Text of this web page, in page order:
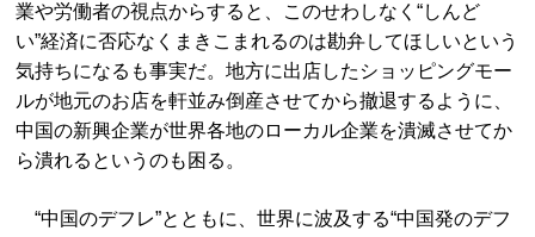
業や労働者の視点からすると、このせわしなく“しんど
い”経済に否応なくまきこまれるのは勘弁してほしいという
気持ちになるも事実だ。地方に出店したショッピングモー
ルが地元のお店を軒並み倒産させてから撤退するように、
中国の新興企業が世界各地のローカル企業を潰滅させてか
ら潰れるというのも困る。
“中国のデフレ”とともに、世界に波及する“中国発のデフ